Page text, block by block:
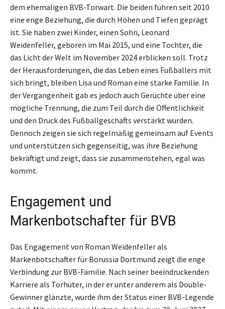
dem ehemaligen BVB-Torwart. Die beiden führen seit 2010
eine enge Beziehung, die durch Höhen und Tiefen geprägt
ist. Sie haben zwei Kinder, einen Sohn, Leonard
Weidenfeller, geboren im Mai 2015, und eine Tochter, die
das Licht der Welt im November 2024 erblicken soll. Trotz
der Herausforderungen, die das Leben eines Fußballers mit
sich bringt, bleiben Lisa und Roman eine starke Familie. In
der Vergangenheit gab es jedoch auch Gerüchte über eine
mögliche Trennung, die zum Teil durch die Öffentlichkeit
und den Druck des Fußballgeschäfts verstärkt wurden.
Dennoch zeigen sie sich regelmäßig gemeinsam auf Events
und unterstützen sich gegenseitig, was ihre Beziehung
bekräftigt und zeigt, dass sie zusammenstehen, egal was
kommt.
Engagement und
Markenbotschafter für BVB
Das Engagement von Roman Weidenfeller als
Markenbotschafter für Borussia Dortmund zeigt die enge
Verbindung zur BVB-Familie. Nach seiner beeindruckenden
Karriere als Torhüter, in der er unter anderem als Double-
Gewinner glänzte, wurde ihm der Status einer BVB-Legende